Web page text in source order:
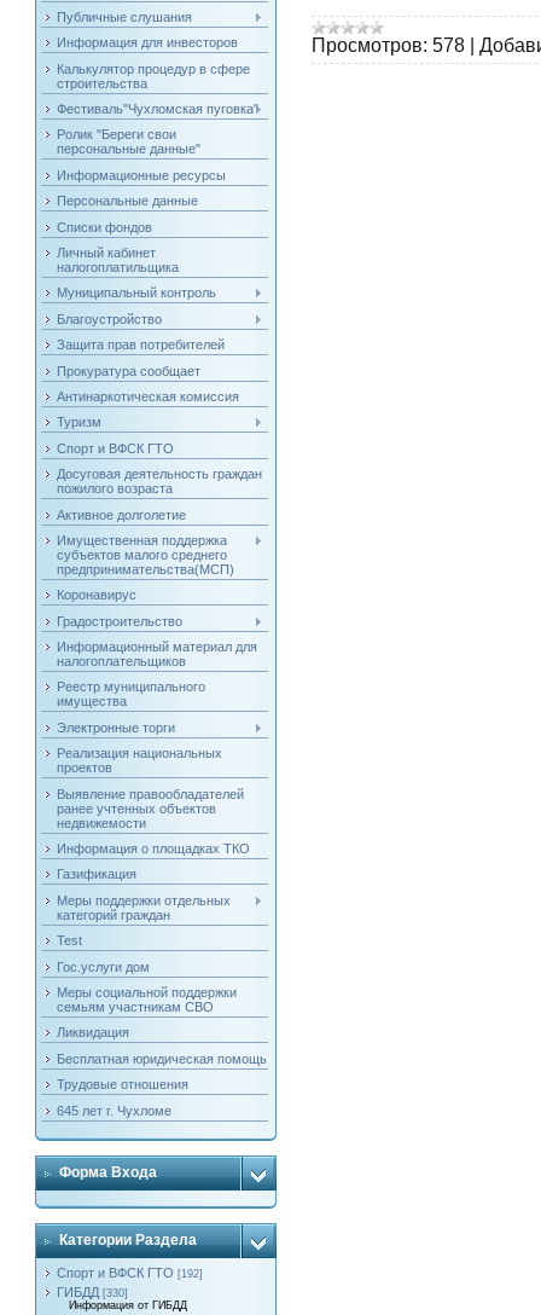
Публичные слушания
Информация для инвесторов
Калькулятор процедур в сфере
строительства
Фестиваль"Чухломская пуговка"
Ролик "Береги свои
персональные данные"
Информационные ресурсы
Персональные данные
Списки фондов
Личный кабинет
налогоплатильщика
Муниципальный контроль
Благоустройство
Защита прав потребителей
Прокуратура сообщает
Антинаркотическая комиссия
Туризм
Спорт и ВФСК ГТО
Досуговая деятельность граждан
пожилого возраста
Активное долголетие
Имущественная поддержка
субъектов малого среднего
предпринимательства(МСП)
Коронавирус
Градостроительство
Информационный материал для
налогоплательщиков
Реестр муниципального
имущества
Электронные торги
Реализация национальных
проектов
Выявление правообладателей
ранее учтенных объектов
недвижемости
Информация о площадках ТКО
Газификация
Меры поддержки отдельных
категорий граждан
Test
Гос.услуги дом
Меры социальной поддержки
семьям участникам СВО
Ликвидация
Бесплатная юридическая помощь
Трудовые отношения
645 лет г. Чухломе
Форма Входа
Категории Раздела
Спорт и ВФСК ГТО [192]
ГИБДД [330]
Информация от ГИБДД
Просмотров: 578 |